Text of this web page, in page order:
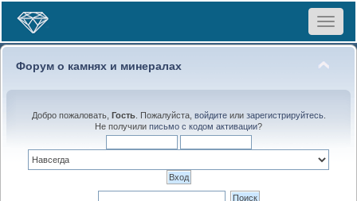
Toggle
Форум о камнях и минералах
Добро пожаловать, Гость. Пожалуйста, войдитеили зарегистрируйтесь.
Не получили письмо с кодом активации?